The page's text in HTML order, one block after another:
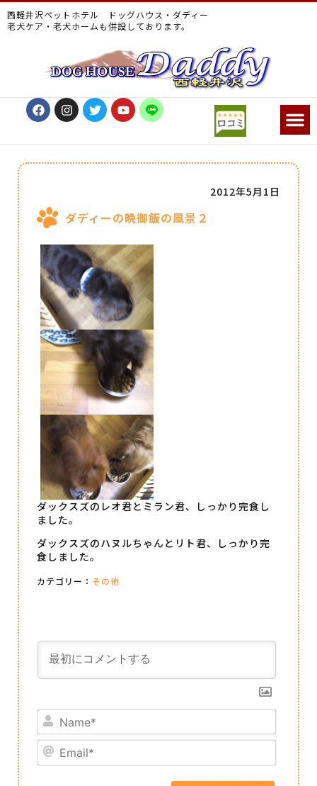
西軽井沢ペットホテル ドッグハウス・ダディー
老犬ケア・老犬ホームも併設しております。
ダディーの晩御飯の風景２
2012年5月1日
ダックスズのレオ君とミラン君、しっかり完食し
ました。
ダックスズのハヌルちゃんとリト君、しっかり完
食しました。
カテゴリー： その他
Name*
Email*